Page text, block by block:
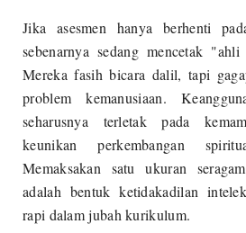
Jika asesmen hanya berhenti
sebenarnya sedang mencetak
Mereka fasih bicara dalil, tapi
problem kemanusiaan.
seharusnya terletak pada
keunikan perkembangan
Memaksakan satu ukuran
adalah bentuk ketidakadilan
rapi dalam jubah kurikulum.